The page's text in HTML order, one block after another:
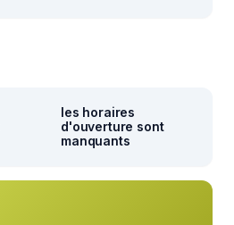
les horaires
d'ouverture sont
manquants